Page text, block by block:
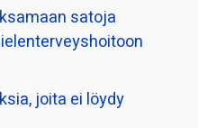
satoja
joita ei löydy